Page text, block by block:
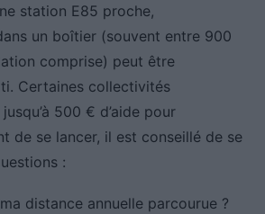
station E85 proche,
un boîtier (souvent entre 900
comprise) peut être
Certaines collectivités
500 € d’aide pour
de se lancer, il est conseillé de se
:
distance annuelle parcourue ?